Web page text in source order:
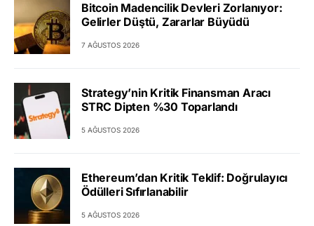
Bitcoin Madencilik Devleri Zorlanıyor:
Gelirler Düştü, Zararlar Büyüdü
7 AĞUSTOS 2026
Strategy’nin Kritik Finansman Aracı
STRC Dipten %30 Toparlandı
5 AĞUSTOS 2026
Ethereum’dan Kritik Teklif: Doğrulayıcı
Ödülleri Sıfırlanabilir
5 AĞUSTOS 2026